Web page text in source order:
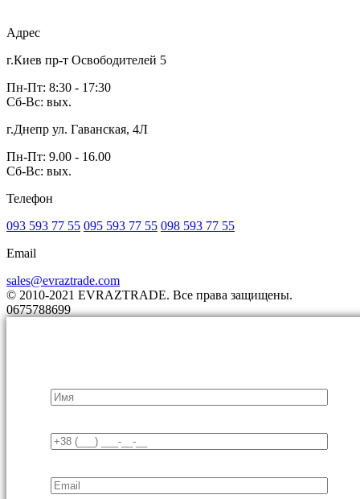
Адрес
г.Киев пр-т Освободителей 5
Пн-Пт: 8:30 - 17:30
Сб-Вс: вых.
г.Днепр ул. Гаванская, 4Л
Пн-Пт: 9.00 - 16.00
Сб-Вс: вых.
Телефон
093 593 77 55 095 593 77 55 098 593 77 55
Email
sales@evraztrade.com
© 2010-2021 EVRAZTRADE. Все права защищены.
0675788699